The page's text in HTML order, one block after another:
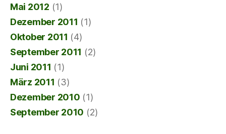
Mai 2012 (1)
Dezember 2011 (1)
Oktober 2011 (4)
September 2011 (2)
Juni 2011 (1)
März 2011 (3)
Dezember 2010 (1)
September 2010 (2)